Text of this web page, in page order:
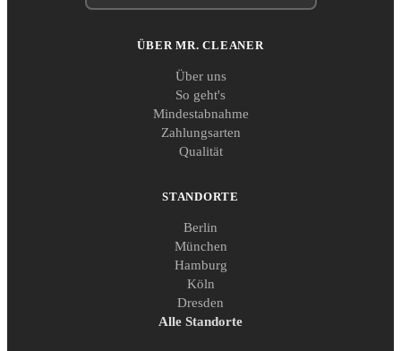
ÜBER MR. CLEANER
Über uns
So geht's
Mindestabnahme
Zahlungsarten
Qualität
STANDORTE
Berlin
München
Hamburg
Köln
Dresden
Alle Standorte